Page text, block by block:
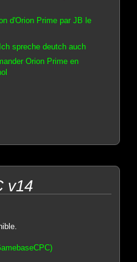
d'Orion Prime par JB le
spreche deutch auch
Orion Prime en
v14